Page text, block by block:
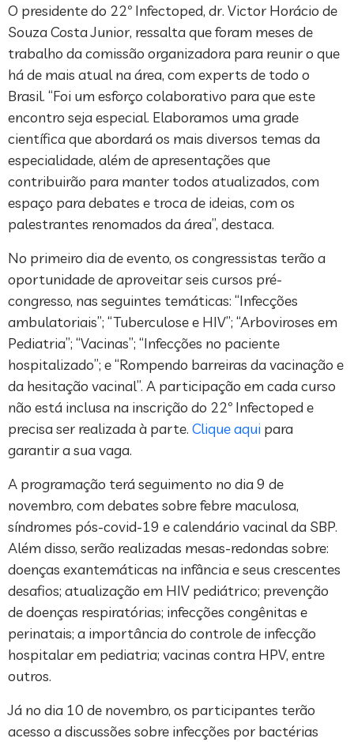
O presidente do 22º Infectoped, dr. Victor Horácio de
Souza Costa Junior, ressalta que foram meses de
trabalho da comissão organizadora para reunir o que
há de mais atual na área, com experts de todo o
Brasil. “Foi um esforço colaborativo para que este
encontro seja especial. Elaboramos uma grade
científica que abordará os mais diversos temas da
especialidade, além de apresentações que
contribuirão para manter todos atualizados, com
espaço para debates e troca de ideias, com os
palestrantes renomados da área”, destaca.
No primeiro dia de evento, os congressistas terão a
oportunidade de aproveitar seis cursos pré-
congresso, nas seguintes temáticas: “Infecções
ambulatoriais”; “Tuberculose e HIV”; “Arboviroses em
Pediatria”; “Vacinas”; “Infecções no paciente
hospitalizado”; e “Rompendo barreiras da vacinação e
da hesitação vacinal”. A participação em cada curso
não está inclusa na inscrição do 22º Infectoped e
precisa ser realizada à parte. Clique aqui para
garantir a sua vaga.
A programação terá seguimento no dia 9 de
novembro, com debates sobre febre maculosa,
síndromes pós-covid-19 e calendário vacinal da SBP.
Além disso, serão realizadas mesas-redondas sobre:
doenças exantemáticas na infância e seus crescentes
desafios; atualização em HIV pediátrico; prevenção
de doenças respiratórias; infecções congênitas e
perinatais; a importância do controle de infecção
hospitalar em pediatria; vacinas contra HPV, entre
outros.
Já no dia 10 de novembro, os participantes terão
acesso a discussões sobre infecções por bactérias